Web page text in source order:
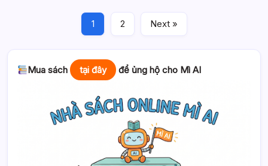
1 2 Next »
Mua sách tại đây để ủng hộ cho Mì AI